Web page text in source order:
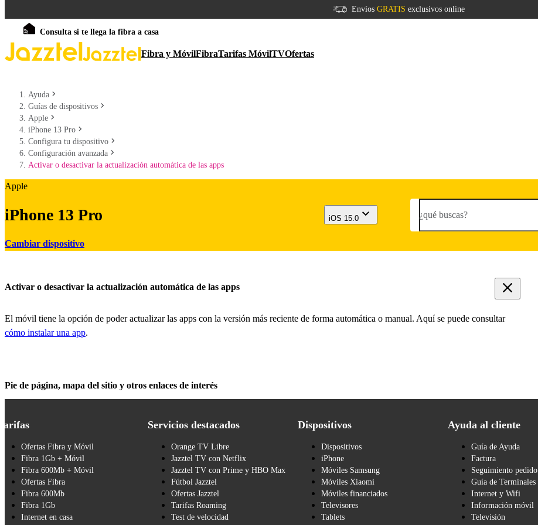
Envíos GRATIS exclusivos online
Consulta si te llega la fibra a casa
Fibra y MóvilFibraTarifas MóvilTVOfertas
Ayuda
Guías de dispositivos
Apple
iPhone 13 Pro
Configura tu dispositivo
Configuración avanzada
Activar o desactivar la actualización automática de las apps
Apple
iPhone 13 Pro
Cambiar dispositivo
iOS 15.0 ¿qué buscas?
Activar o desactivar la actualización automática de las apps
El móvil tiene la opción de poder actualizar las apps con la versión más reciente de forma automática o manual. Aquí se puede consultar
cómo instalar una app.
Pie de página, mapa del sitio y otros enlaces de interés
Ofertas Fibra y Móvil
Fibra 1Gb + Móvil
Fibra 600Mb + Móvil
Ofertas Fibra
Fibra 600Mb
Fibra 1Gb
Internet en casa
Servicios destacados
Orange TV Libre
Jazztel TV con Netflix
Jazztel TV con Prime y HBO Max
Fútbol Jazztel
Ofertas Jazztel
Tarifas Roaming
Test de velocidad
Dispositivos
Dispositivos
iPhone
Móviles Samsung
Móviles Xiaomi
Móviles financiados
Televisores
Tablets
Ayuda al cliente
Guía de Ayuda
Factura
Seguimiento pedido
Guía de Terminales
Internet y Wifi
Información móvil
Televisión